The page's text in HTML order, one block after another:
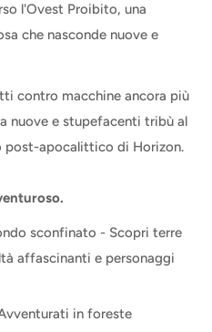
l'Ovest Proibito, una
che nasconde nuove e
contro macchine ancora più
nuove e stupefacenti tribù al
post-apocalittico di Horizon.
sconfinato - Scopri terre
affascinanti e personaggi
in foreste